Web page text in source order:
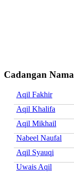
Cadangan Nama
Aqil Fakhir
Aqil Khalifa
Aqil Mikhail
Nabeel Naufal
Aqil Syauqi
Uwais Aqil